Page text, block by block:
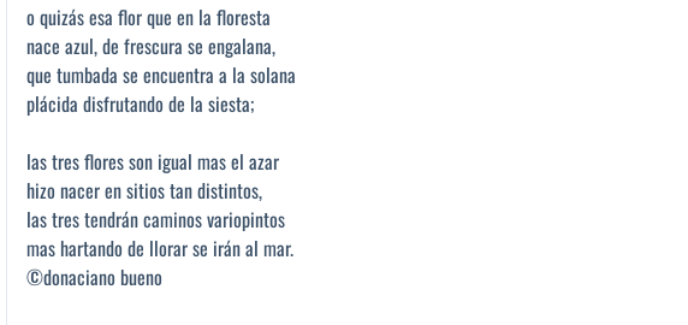
o quizás esa flor que en la floresta
nace azul, de frescura se engalana,
que tumbada se encuentra a la solana
plácida disfrutando de la siesta;
las tres flores son igual mas el azar
hizo nacer en sitios tan distintos,
las tres tendrán caminos variopintos
mas hartando de llorar se irán al mar.
©donaciano bueno